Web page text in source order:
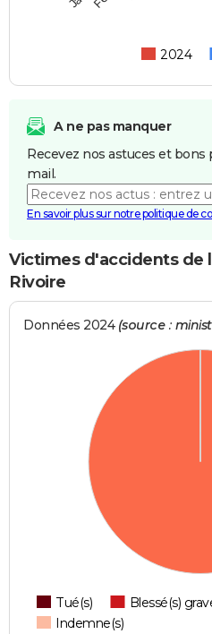
2024
A ne pas manquer
Recevez nos astuces et
mail.
En savoir plus sur notre politique de
Victimes d'accidents de
Rivoire
Données 2024 (source :
Tué(s) Blessé(s)
Indemne(s)